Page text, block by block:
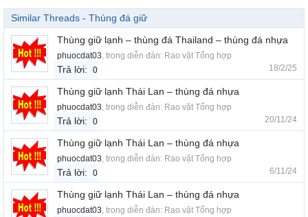
Similar Threads - Thùng đá giữ
Thùng giữ lạnh – thùng đá Thailand – thùng đá nhựa
phuocdat03, trong diễn đàn: Rao vặt Tổng hợp
Trả lời: 0 18/2/25
Thùng giữ lạnh Thái Lan – thùng đá nhựa
phuocdat03, trong diễn đàn: Rao vặt Tổng hợp
Trả lời: 0 20/11/24
Thùng giữ lạnh Thái Lan – thùng đá nhựa
phuocdat03, trong diễn đàn: Rao vặt Tổng hợp
Trả lời: 0 6/11/24
Thùng giữ lạnh Thái Lan – thùng đá nhựa
phuocdat03, trong diễn đàn: Rao vặt Tổng hợp